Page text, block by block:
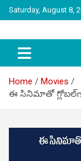
Skip
to
Saturday, August 8,
Tag
Home
Movies
ఈ సినిమాతో గ్లోబల్‌గా